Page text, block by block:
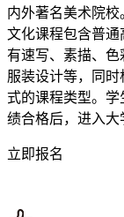
内外著名美术院校
文化课程包含普
有速写、素描、色
服装设计等，同
式的课程类型。
绩合格后，进入大
立即报名